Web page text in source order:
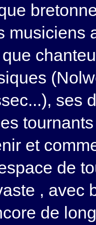
musiciens
ses
et
de
, avec
de